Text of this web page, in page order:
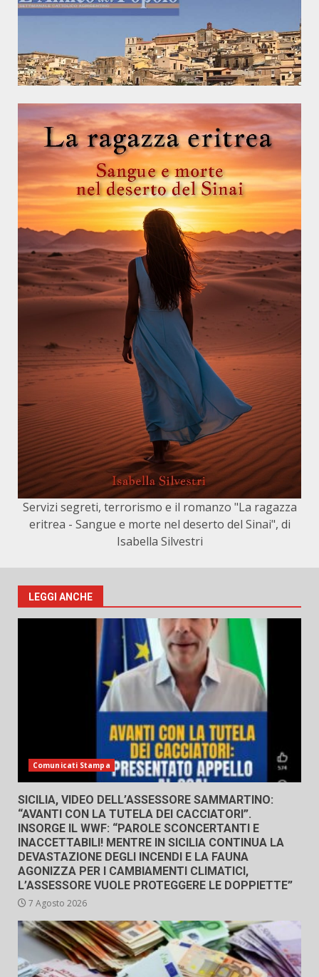
Servizi segreti, terrorismo e il romanzo "La ragazza
eritrea - Sangue e morte nel deserto del Sinai", di
Isabella Silvestri
LEGGI ANCHE
Comunicati Stampa
SICILIA, VIDEO DELL’ASSESSORE SAMMARTINO:
“AVANTI CON LA TUTELA DEI CACCIATORI”.
INSORGE IL WWF: “PAROLE SCONCERTANTI E
INACCETTABILI! MENTRE IN SICILIA CONTINUA LA
DEVASTAZIONE DEGLI INCENDI E LA FAUNA
AGONIZZA PER I CAMBIAMENTI CLIMATICI,
L’ASSESSORE VUOLE PROTEGGERE LE DOPPIETTE”
7 Agosto 2026